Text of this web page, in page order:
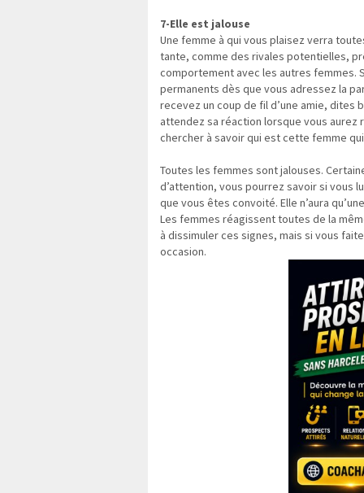
7-Elle est jalouse
Une femme à qui vous plaisez verra
tante, comme des rivales potentielles,
comportement avec les autres femmes.
permanents dès que vous adressez la
recevez un coup de fil d’une amie, dites
attendez sa réaction lorsque vous aurez
chercher à savoir qui est cette femme
Toutes les femmes sont jalouses.
d’attention, vous pourrez savoir si vous
que vous êtes convoité. Elle n’aura
Les femmes réagissent toutes de la
à dissimuler ces signes, mais si vous
occasion.